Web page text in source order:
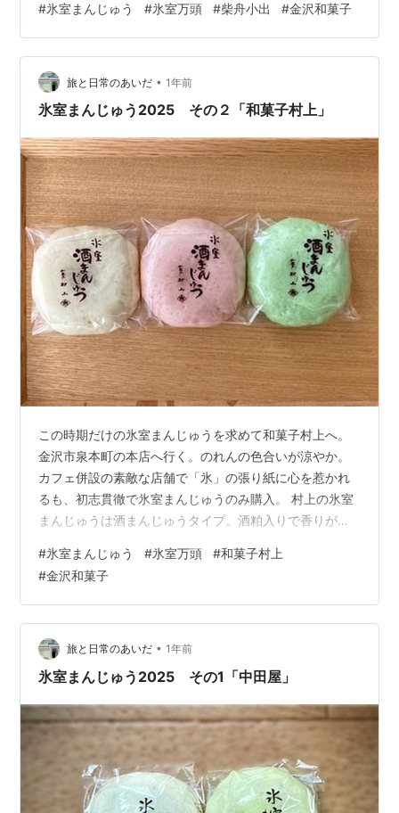
小ぶりなサイズなので何個でも食べられそうなんだけ
ど、健康祈願とまんじゅう大食いは相反する行為なので
ひとつで我慢。 積み重なるようにたくさん並んでいる氷
室まんじゅうのかたわらに、季節の生菓子も売られてい
た。子どもが「これがいい」というので購入。 あじさい
#氷室まんじゅう #氷室万頭 #柴舟小出 #金沢和菓子
旅と日常のあいだ • 1年前
氷室まんじゅう2025 その２「和菓子村上」
この時期だけの氷室まんじゅうを求めて和菓子村上へ。
金沢市泉本町の本店へ行く。のれんの色合いが涼やか。
カフェ併設の素敵な店舗で「氷」の張り紙に心を惹かれ
るも、初志貫徹で氷室まんじゅうのみ購入。 村上の氷室
まんじゅうは酒まんじゅうタイプ。酒粕入りで香りがい
べてあんこの種類が違うのが特徴的。そういうわけで３
種とも買わないわけにはいかなかった。白＝こし、ピン
ク＝味噌、みどり＝粒。こしあんは、かなりさらりとし
た口当たりだった。私は味噌あん推し。もともと好きな
んだ、味噌あん。 妙に精力的に氷室まんじゅうを追いか
けている今シーズン。このあとは柴舟小出も。 ▼…
#氷室まんじゅう #氷室万頭 #和菓子村上
#金沢和菓子
旅と日常のあいだ • 1年前
氷室まんじゅう2025 その1「中田屋」